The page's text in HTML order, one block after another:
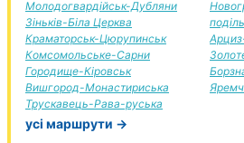
Молодогвардійськ-Дубляни
Зіньків-Біла Церква
Краматорськ-Цюрупинськ
Комсомольське-Сарни
Городище-Кіровськ
Вишгород-Монастириська
Трускавець-Рава-руська
усі маршрути →